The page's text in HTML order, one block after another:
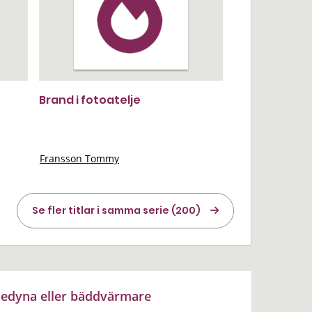
Brand i fotoatelje
Fransson Tommy
Se fler titlar i samma serie (200)
eller bäddvärmare